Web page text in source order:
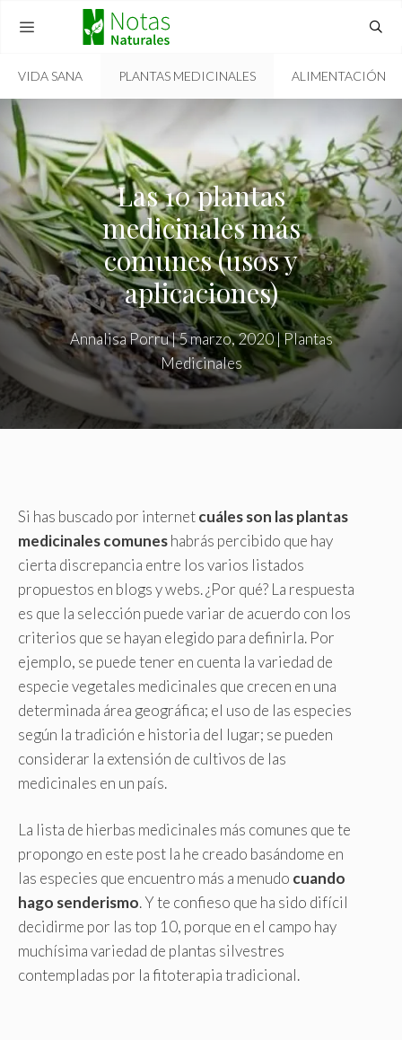
MENU
VIDA SANA PLANTAS MEDICINALES ALIMENTACIÓN
Las 10 plantas
medicinales más
comunes (usos y
aplicaciones)
Annalisa Porru|5 marzo, 2020|Plantas
Medicinales
Si has buscado por internetcuáles son las plantas
medicinales comuneshabrás percibido que hay
cierta discrepancia entre los varios listados
propuestos en blogs y webs. ¿Por qué? La respuesta
es que la selección puede variar de acuerdo con los
criterios que se hayan elegido para definirla. Por
ejemplo, se puede tener en cuenta la variedad de
especie vegetales medicinales que crecen en una
determinada área geográfica; el uso de las especies
según la tradición e historia del lugar; se pueden
considerar la extensión de cultivos de las
medicinales en un país.
La lista de hierbas medicinales más comunes que te
propongo en este post la he creado basándome en
las especies que encuentro más a menudo cuando
hago senderismo. Y te confieso que ha sido difícil
decidirme por las top 10, porque en el campo hay
muchísima variedad de plantas silvestres
contempladas por la fitoterapia tradicional.